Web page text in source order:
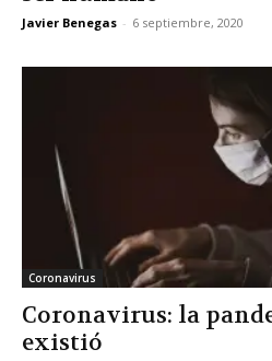
Javier Benegas - 6 septiembre, 2020
Coronavirus
Coronavirus: la
existió